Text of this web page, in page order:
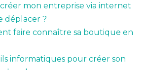
mon entreprise via internet
déplacer ?
faire connaître sa boutique en
informatiques pour créer son